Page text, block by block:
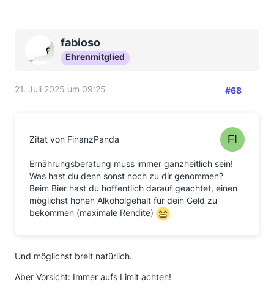
fabioso
Ehrenmitglied
21. Juli 2025 um 09:25 #68
Zitat von FinanzPanda
Ernährungsberatung muss immer ganzheitlich sein!
Was hast du denn sonst noch zu dir genommen?
Beim Bier hast du hoffentlich darauf geachtet, einen
möglichst hohen Alkoholgehalt für dein Geld zu
bekommen (maximale Rendite)
Und möglichst breit natürlich.
Aber Vorsicht: Immer aufs Limit achten!